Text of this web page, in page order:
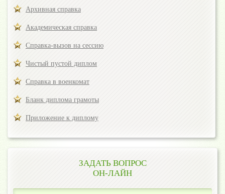
Архивная справка
Академическая справка
Справка-вызов на сессию
Чистый пустой диплом
Справка в военкомат
Бланк диплома грамоты
Приложение к диплому
ЗАДАТЬ ВОПРОС
ОН-ЛАЙН